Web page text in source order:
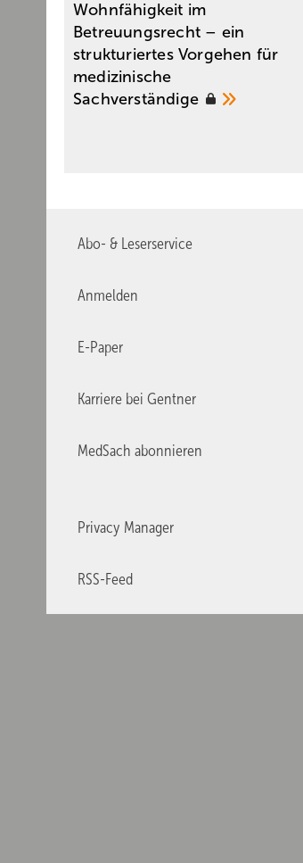
Wohnfähigkeit im
Betreuungsrecht – ein
strukturiertes Vorgehen für
medizinische
Sachverständige
Abo- & Leserservice
Anmelden
E-Paper
Karriere bei Gentner
MedSach abonnieren
Privacy Manager
RSS-Feed